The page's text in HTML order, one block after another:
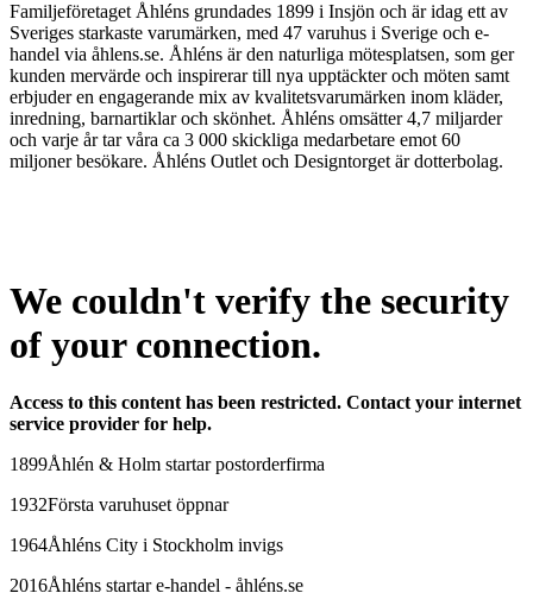
Familjeföretaget Åhléns grundades 1899 i Insjön och är idag ett av
Sveriges starkaste varumärken, med 47 varuhus i Sverige och e-
handel via åhlens.se. Åhléns är den naturliga mötesplatsen, som ger
kunden mervärde och inspirerar till nya upptäckter och möten samt
erbjuder en engagerande mix av kvalitetsvarumärken inom kläder,
inredning, barnartiklar och skönhet. Åhléns omsätter 4,7 miljarder
och varje år tar våra ca 3 000 skickliga medarbetare emot 60
miljoner besökare. Åhléns Outlet och Designtorget är dotterbolag.
We couldn't verify the security
of your connection.
Access to this content has been restricted. Contact your internet
service provider for help.
1899Åhlén & Holm startar postorderfirma
1932Första varuhuset öppnar
1964Åhléns City i Stockholm invigs
2016Åhléns startar e-handel - åhléns.se